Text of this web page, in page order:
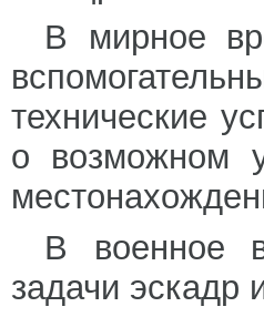
В мирное
технические
о возможном
В военное
задачи эскадр